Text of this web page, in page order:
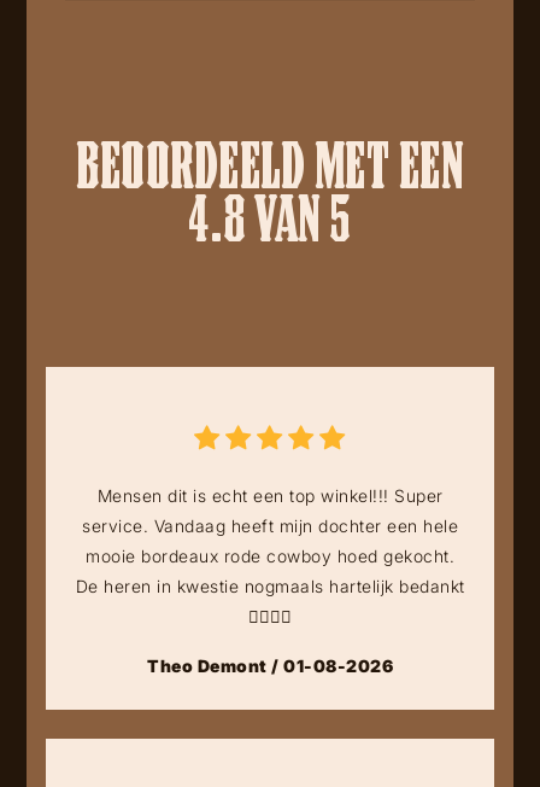
BEOORDEELD MET EEN
4.8 VAN 5
Mensen dit is echt een top winkel!!! Super
service. Vandaag heeft mijn dochter een hele
mooie bordeaux rode cowboy hoed gekocht.
De heren in kwestie nogmaals hartelijk bedankt
👍🏻👍🏻
Theo Demont / 01-08-2026